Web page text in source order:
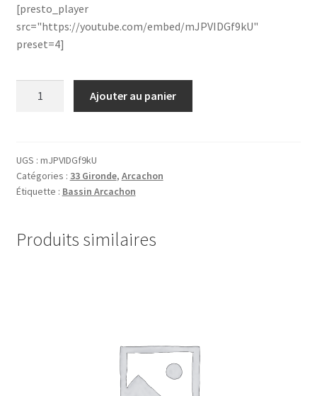
[presto_player
src="https://youtube.com/embed/mJPVIDGf9kU"
preset=4]
Ajouter au panier
UGS : mJPVIDGf9kU
Catégories : 33 Gironde, Arcachon
Étiquette : Bassin Arcachon
Produits similaires